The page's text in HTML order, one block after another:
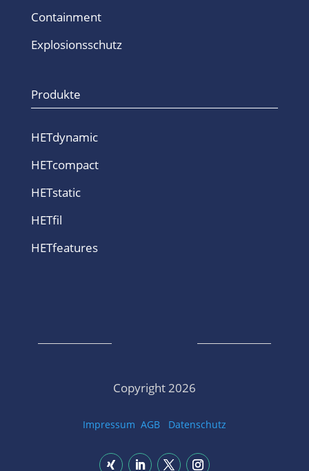
Containment
Explosionsschutz
Produkte
HETdynamic
HETcompact
HETstatic
HETfil
HETfeatures
Copyright 2026
Impressum AGB Datenschutz